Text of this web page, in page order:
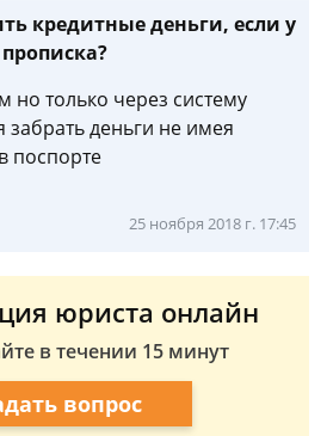
кредитные деньги, если у
только через систему
деньги не имея
поспорте
25 ноября 2018 г. 17:45
юриста онлайн
в течении 15 минут
вопрос